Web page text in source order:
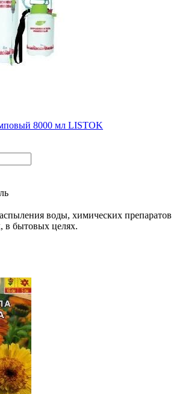
8000 мл LISTOK
воды, химических препаратов
в бытовых целях.